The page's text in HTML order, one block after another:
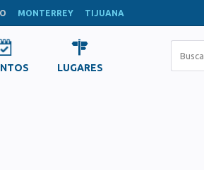
MONTERREY TIJUANA
LUGARES